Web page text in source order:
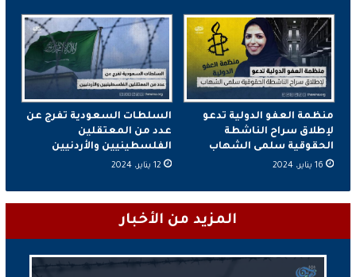
منظمة العفو الدولية تدعو
لإطلاق سراح الناشطة
الحقوقية سلمى الشهاب
16 يناير، 2024
السلطات السعودية تفرج عن
عدد من المعتقلين
الفلسطينيين والأردنيين
12 يناير، 2024
المزيد من الأخبار